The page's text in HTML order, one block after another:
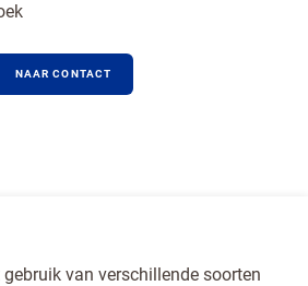
NAAR CONTACT
van verschillende soorten